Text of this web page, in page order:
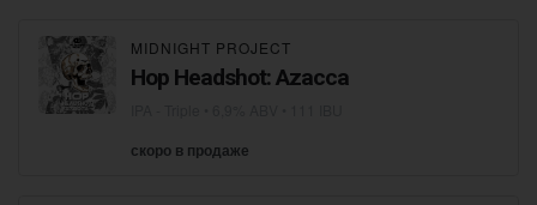
MIDNIGHT PROJECT
Hop Headshot: Azacca
скоро в продаже